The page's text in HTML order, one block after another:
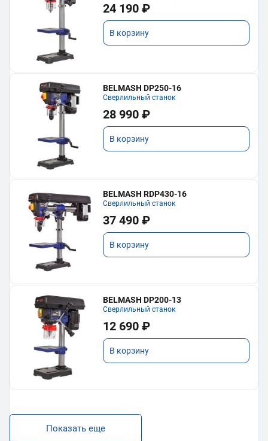
24 190 ₽
В корзину
BELMASH DP250-16
Сверлильный станок
28 990 ₽
В корзину
BELMASH RDP430-16
Сверлильный станок
37 490 ₽
В корзину
BELMASH DP200-13
Сверлильный станок
12 690 ₽
В корзину
Показать еще